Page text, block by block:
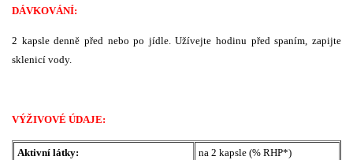
DÁVKOVÁNÍ:
2 kapsle denně před nebo po jídle. Užívejte hodinu před spaním, zapijte
sklenicí vody.
VÝŽIVOVÉ ÚDAJE:
Aktivní látky:
na 2 kapsle (% RHP*)